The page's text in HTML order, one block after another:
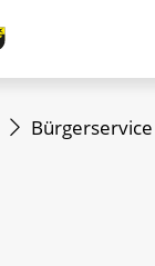
Bürgerservice